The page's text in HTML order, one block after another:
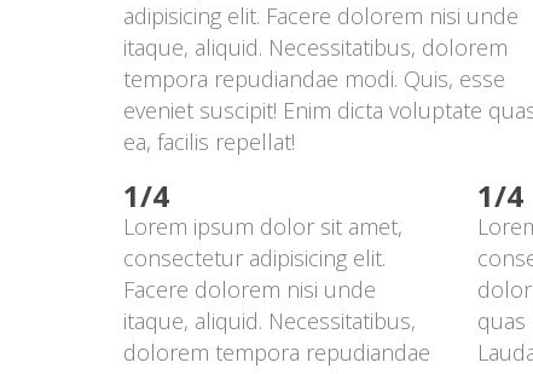
adipisicing elit. Facere dolorem nisi unde
itaque, aliquid. Necessitatibus, dolorem
tempora repudiandae modi. Quis, esse
eveniet suscipit! Enim dicta voluptate
ea, facilis repellat!
1/4
Lorem ipsum dolor sit amet,
consectetur adipisicing elit.
Facere dolorem nisi unde
itaque, aliquid. Necessitatibus,
dolorem tempora repudiandae
1/4
quas